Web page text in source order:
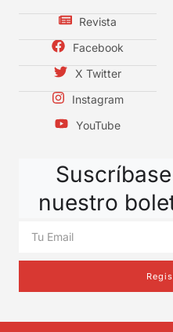
Revista
Facebook
X Twitter
Instagram
YouTube
nuestro